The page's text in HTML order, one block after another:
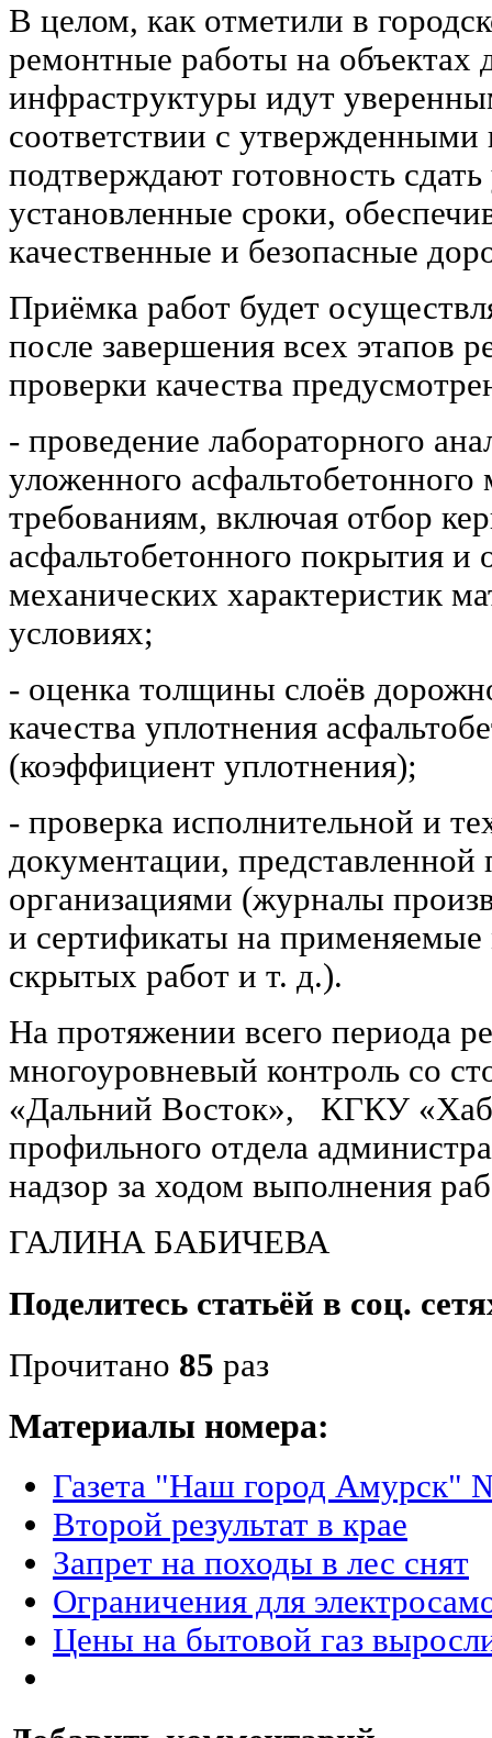
В целом, как отметили в
ремонтные работы на объектах
инфраструктуры идут
соответствии с
подтверждают готовность сдать
установленные сроки,
качественные и безопасные
Приёмка работ будет
после завершения всех этапов
проверки качества
- проведение лабораторного
уложенного
требованиям, включая отбор
асфальтобетонного покрытия и
механических характеристик
условиях;
- оценка толщины слоёв
качества уплотнения
(коэффициент уплотнения);
- проверка исполнительной и
документации,
организациями (журналы
и сертификаты на
скрытых работ и т. д.).
На протяжении всего периода
многоуровневый контроль со
«Дальний Восток», КГКУ
профильного отдела
надзор за ходом выполнения
ГАЛИНА БАБИЧЕВА
Поделитесь статьёй в соц.
Прочитано 85 раз
Материалы номера:
Газета "Наш город Амурск"
Второй результат в крае
Запрет на походы в лес снят
Ограничения для
Цены на бытовой газ